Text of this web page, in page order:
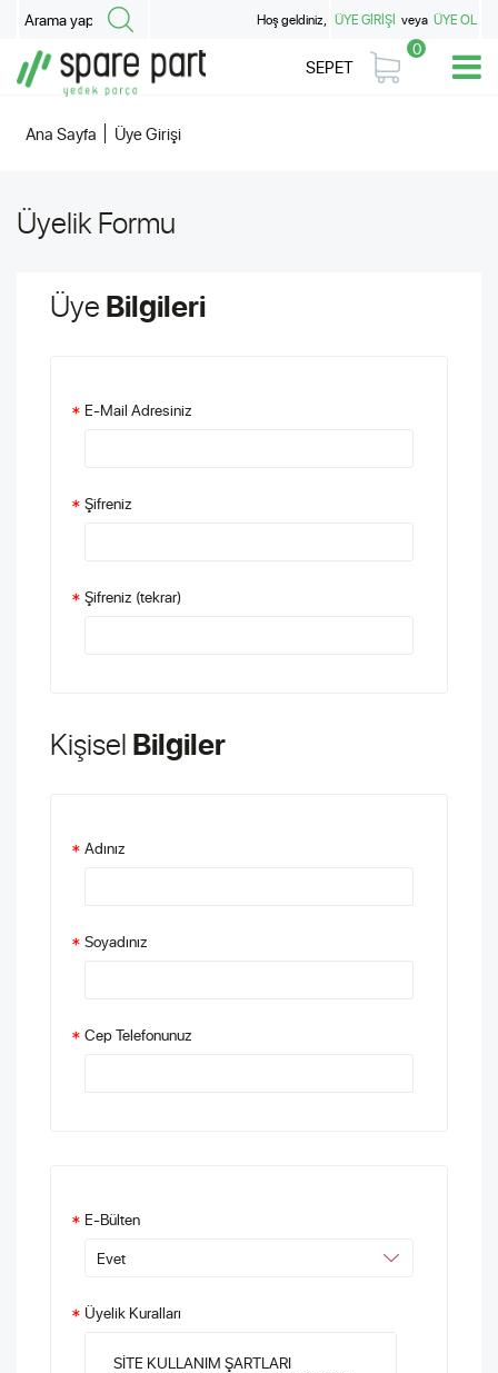
Hoş geldiniz, ÜYE GİRİŞİ veya ÜYE OL
SEPET
0
Ana Sayfa Üye Girişi
Üyelik Formu
ÜyeBilgileri
E-Mail Adresiniz
*
Şifreniz
*
Şifreniz (tekrar)
*
KişiselBilgiler
Adınız
*
Soyadınız
*
Cep Telefonunuz
*
E-Bülten
*
Üyelik Kuralları
*